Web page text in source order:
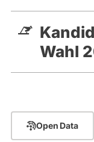
Wahl
Open Data